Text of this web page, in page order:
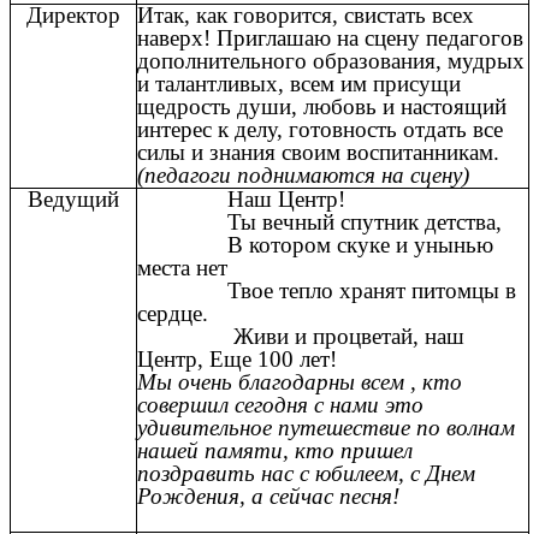
Директор
Итак, как говорится, свистать всех
наверх! Приглашаю на сцену педагогов
дополнительного образования, мудрых
и талантливых, всем им присущи
щедрость души, любовь и настоящий
интерес к делу, готовность отдать все
силы и знания своим воспитанникам.
(педагоги поднимаются на сцену)
Ведущий
Наш Центр!
Ты вечный спутник детства,
В котором скуке и унынью
места нет
Твое тепло хранят питомцы в
сердце.
Живи и процветай, наш
Центр, Еще 100 лет!
Мы очень благодарны всем , кто
совершил сегодня с нами это
удивительное путешествие по волнам
нашей памяти, кто пришел
поздравить нас с юбилеем, с Днем
Рождения, а сейчас песня!